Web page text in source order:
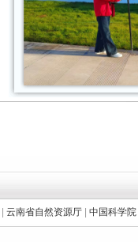
云南省自然资源厅 中国科学院